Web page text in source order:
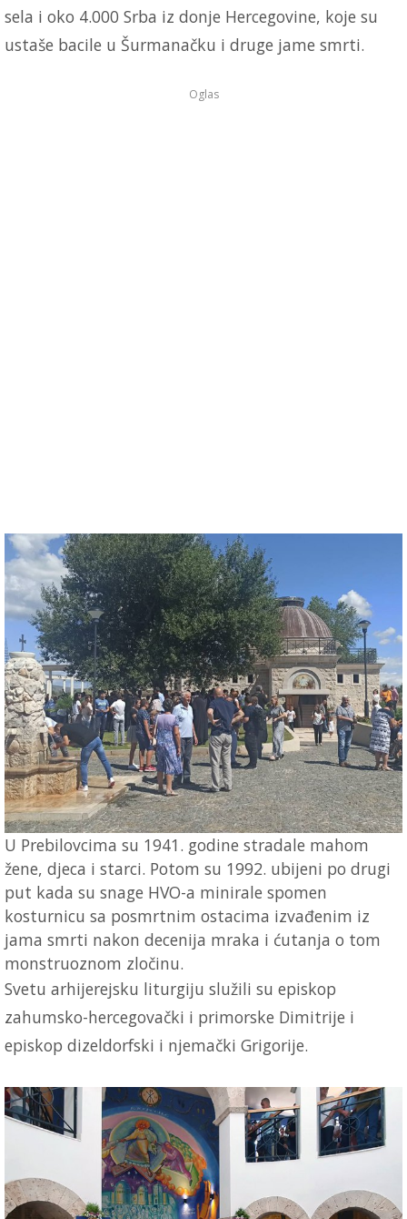
sela i oko 4.000 Srba iz donje Hercegovine, koje su
ustaše bacile u Šurmanačku i druge jame smrti.
Oglas
U Prebilovcima su 1941. godine stradale mahom
žene, djeca i starci. Potom su 1992. ubijeni po drugi
put kada su snage HVO-a minirale spomen
kosturnicu sa posmrtnim ostacima izvađenim iz
jama smrti nakon decenija mraka i ćutanja o tom
monstruoznom zločinu.
Svetu arhijerejsku liturgiju služili su episkop
zahumsko-hercegovački i primorske Dimitrije i
episkop dizeldorfski i njemački Grigorije.